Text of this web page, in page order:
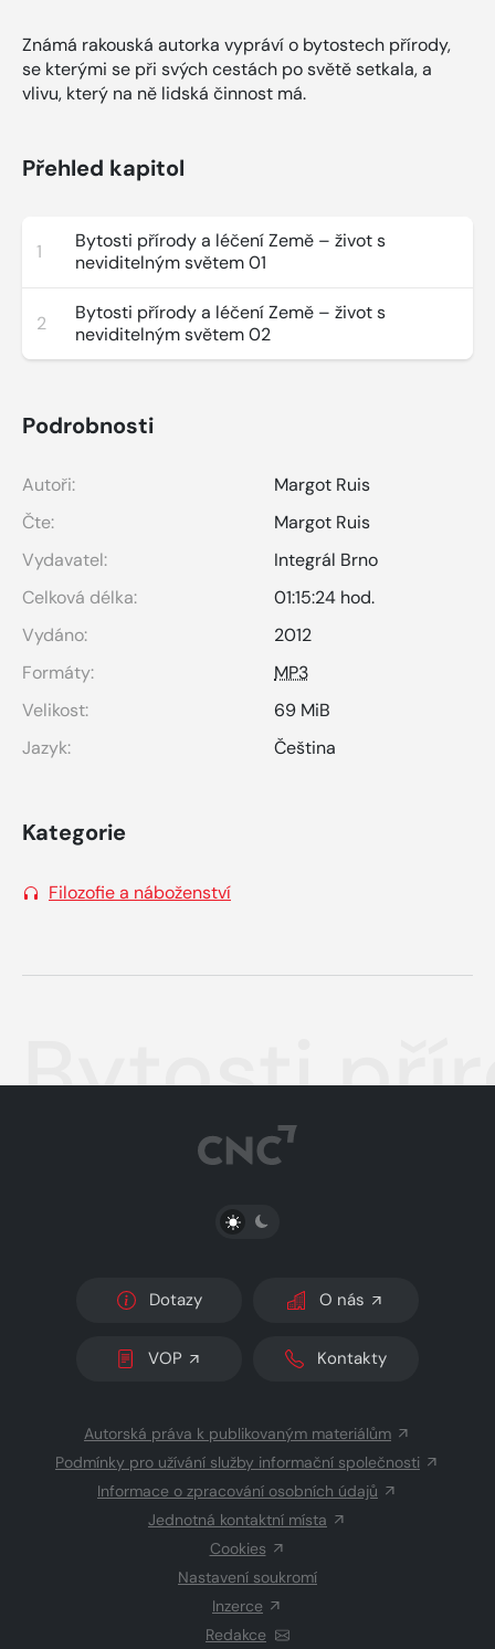
Známá rakouská autorka vypráví o bytostech přírody,
se kterými se při svých cestách po světě setkala, a
vlivu, který na ně lidská činnost má.
Přehled kapitol
1
Bytosti přírody a léčení Země – život s
neviditelným světem 01
2
Bytosti přírody a léčení Země – život s
neviditelným světem 02
Podrobnosti
Autoři:
Margot Ruis
Čte:
Margot Ruis
Vydavatel:
Integrál Brno
Celková délka:
01:15:24 hod.
Vydáno:
2012
Formáty:
MP3
Velikost:
69 MiB
Jazyk:
Čeština
Kategorie
Filozofie a náboženství
Bytosti
PŘEPNOUT SVĚTLÝ/TMAVÝ REŽIM
Dotazy O nás
VOP Kontakty
Autorská práva k publikovaným materiálům
Podmínky pro užívání služby informační společnosti
Informace o zpracování osobních údajů
Jednotná kontaktní místa
Cookies
Nastavení soukromí
Inzerce
Redakce